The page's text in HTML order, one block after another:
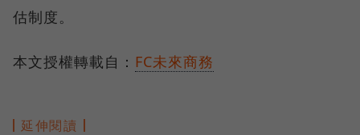
估制度。
本文授權轉載自： FC未來商務
延伸閱讀